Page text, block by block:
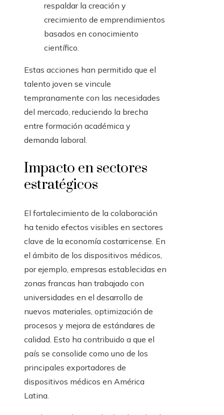
respaldar la creación y
crecimiento de emprendimientos
basados en conocimiento
científico.
Estas acciones han permitido que el
talento joven se vincule
tempranamente con las necesidades
del mercado, reduciendo la brecha
entre formación académica y
demanda laboral.
Impacto en sectores
estratégicos
El fortalecimiento de la colaboración
ha tenido efectos visibles en sectores
clave de la economía costarricense. En
el ámbito de los dispositivos médicos,
por ejemplo, empresas establecidas en
zonas francas han trabajado con
universidades en el desarrollo de
nuevos materiales, optimización de
procesos y mejora de estándares de
calidad. Esto ha contribuido a que el
país se consolide como uno de los
principales exportadores de
dispositivos médicos en América
Latina.